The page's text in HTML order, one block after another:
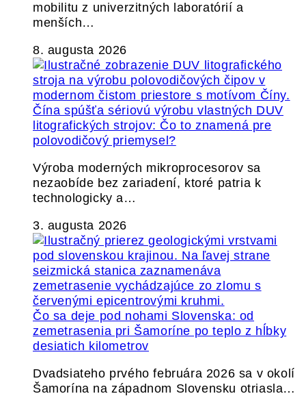
mobilitu z univerzitných laboratórií a
menších…
8. augusta 2026
Čína spúšťa sériovú výrobu vlastných DUV
litografických strojov: Čo to znamená pre
polovodičový priemysel?
Výroba moderných mikroprocesorov sa
nezaobíde bez zariadení, ktoré patria k
technologicky a…
3. augusta 2026
Čo sa deje pod nohami Slovenska: od
zemetrasenia pri Šamoríne po teplo z hĺbky
desiatich kilometrov
Dvadsiateho prvého februára 2026 sa v okolí
Šamorína na západnom Slovensku otriasla…